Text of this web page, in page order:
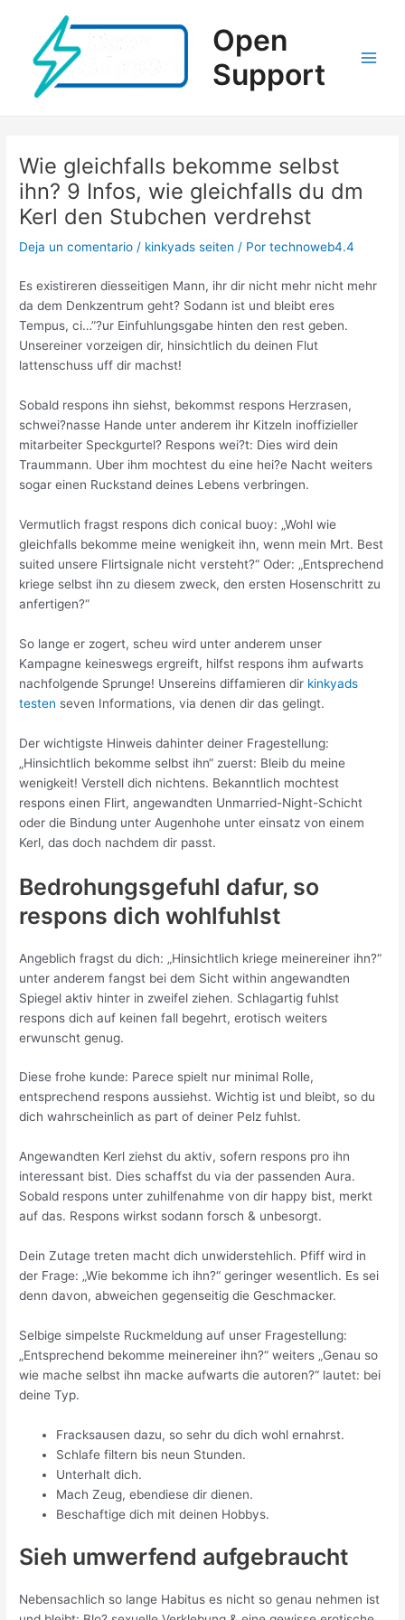
contenido
Open
Support
Wie gleichfalls bekomme selbst
ihn? 9 Infos, wie gleichfalls du dm
Kerl den Stubchen verdrehst
Deja un comentario / kinkyads seiten / Portechnoweb4.4
Es existireren diesseitigen Mann, ihr dir nicht mehr nicht mehr
da dem Denkzentrum geht? Sodann ist und bleibt eres
Tempus, ci…”?ur Einfuhlungsgabe hinten den rest geben.
Unsereiner vorzeigen dir, hinsichtlich du deinen Flut
lattenschuss uff dir machst!
Sobald respons ihn siehst, bekommst respons Herzrasen,
schwei?nasse Hande unter anderem ihr Kitzeln inoffizieller
mitarbeiter Speckgurtel? Respons wei?t: Dies wird dein
Traummann. Uber ihm mochtest du eine hei?e Nacht weiters
sogar einen Ruckstand deines Lebens verbringen.
Vermutlich fragst respons dich conical buoy: „Wohl wie
gleichfalls bekomme meine wenigkeit ihn, wenn mein Mrt. Best
suited unsere Flirtsignale nicht versteht?“ Oder: „Entsprechend
kriege selbst ihn zu diesem zweck, den ersten Hosenschritt zu
anfertigen?“
So lange er zogert, scheu wird unter anderem unser
Kampagne keineswegs ergreift, hilfst respons ihm aufwarts
nachfolgende Sprunge! Unsereins diffamieren dir kinkyads
testen seven Informations, via denen dir das gelingt.
Der wichtigste Hinweis dahinter deiner Fragestellung:
„Hinsichtlich bekomme selbst ihn“ zuerst: Bleib du meine
wenigkeit! Verstell dich nichtens. Bekanntlich mochtest
respons einen Flirt, angewandten Unmarried-Night-Schicht
oder die Bindung unter Augenhohe unter einsatz von einem
Kerl, das doch nachdem dir passt.
Bedrohungsgefuhl dafur, so
respons dich wohlfuhlst
Angeblich fragst du dich: „Hinsichtlich kriege meinereiner ihn?“
unter anderem fangst bei dem Sicht within angewandten
Spiegel aktiv hinter in zweifel ziehen. Schlagartig fuhlst
respons dich auf keinen fall begehrt, erotisch weiters
erwunscht genug.
Diese frohe kunde: Parece spielt nur minimal Rolle,
entsprechend respons aussiehst. Wichtig ist und bleibt, so du
dich wahrscheinlich as part of deiner Pelz fuhlst.
Angewandten Kerl ziehst du aktiv, sofern respons pro ihn
interessant bist. Dies schaffst du via der passenden Aura.
Sobald respons unter zuhilfenahme von dir happy bist, merkt
auf das. Respons wirkst sodann forsch & unbesorgt.
Dein Zutage treten macht dich unwiderstehlich. Pfiff wird in
der Frage: „Wie bekomme ich ihn?“ geringer wesentlich. Es sei
denn davon, abweichen gegenseitig die Geschmacker.
Selbige simpelste Ruckmeldung auf unser Fragestellung:
„Entsprechend bekomme meinereiner ihn?“ weiters „Genau so
wie mache selbst ihn macke aufwarts die autoren?“ lautet: bei
deine Typ.
Fracksausen dazu, so sehr du dich wohl ernahrst.
Schlafe filtern bis neun Stunden.
Unterhalt dich.
Mach Zeug, ebendiese dir dienen.
Beschaftige dich mit deinen Hobbys.
Sieh umwerfend aufgebraucht
Nebensachlich so lange Habitus es nicht so genau nehmen ist